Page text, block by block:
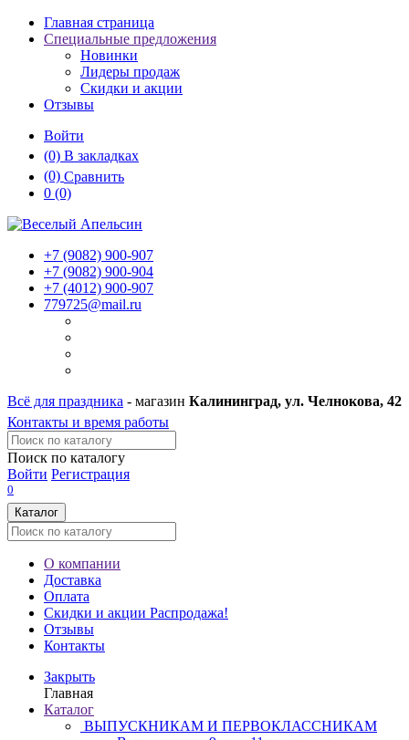
Главная страница
Специальные предложения
Новинки
Лидеры продаж
Скидки и акции
Отзывы
Войти
(0) В закладках
(0) Сравнить
0 (0)
+7 (9082) 900-907
+7 (9082) 900-904
+7 (4012) 900-907
779725@mail.ru
Всё для праздника - магазин Калининград, ул. Челнокова, 42
Контакты и время работы
Поиск по каталогу
Войти Регистрация
0
Каталог
О компании
Доставка
Оплата
Скидки и акции Распродажа!
Отзывы
Контакты
Закрыть
Главная
Каталог
ВЫПУСКНИКАМ И ПЕРВОКЛАССНИКАМ